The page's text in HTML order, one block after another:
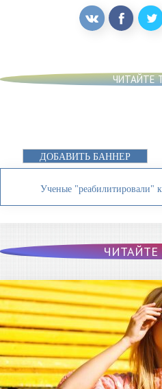
ЧИТАЙТЕ
ДОБАВИТЬ БАННЕР
Ученые "реабилитировали"
ЧИТАЙТЕ